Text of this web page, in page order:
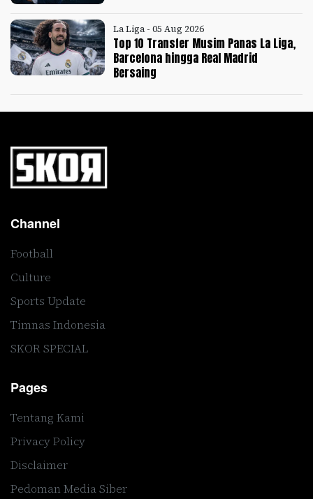
La Liga - 05 Aug 2026
Top 10 Transfer Musim Panas La Liga,
Barcelona hingga Real Madrid
Bersaing
Channel
Football
Culture
Sports Update
Timnas Indonesia
SKOR SPECIAL
Pages
Tentang Kami
Privacy Policy
Disclaimer
Pedoman Media Siber